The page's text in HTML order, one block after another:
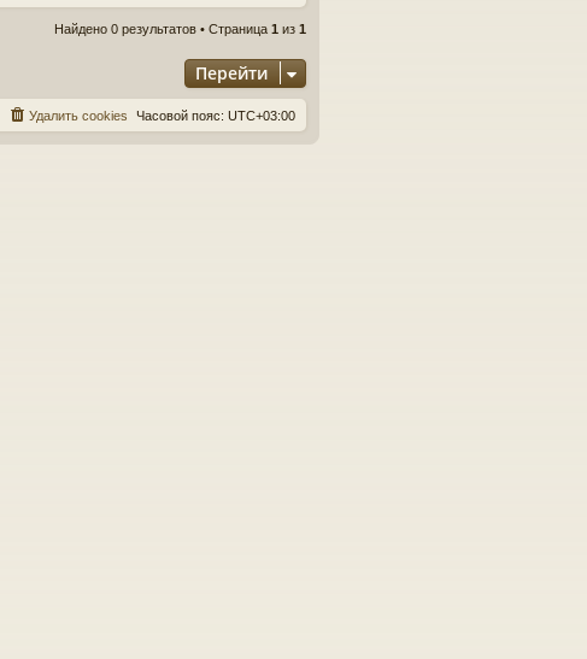
Найдено 0 результатов • Страница 1 из 1
Перейти
Часовой пояс: UTC+03:00
Удалить cookies